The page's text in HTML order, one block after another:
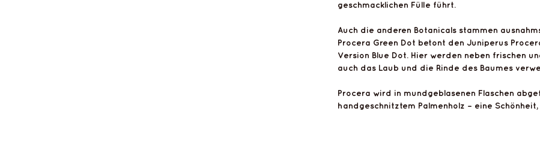
geschmacklichen Fülle führt.
Auch die anderen Botanicals stammen
Procera Green Dot betont den Juniperus
Version Blue Dot. Hier werden neben frischen
auch das Laub und die Rinde des Baumes
Procera wird in mundgeblasenen Flaschen
handgeschnitztem Palmenholz – eine